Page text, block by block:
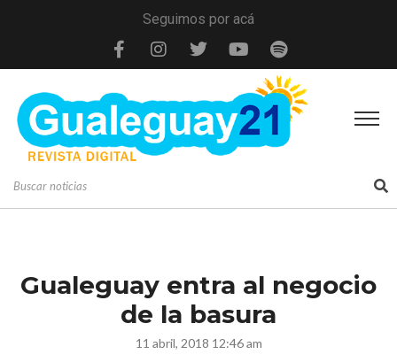
Seguimos por acá
Gualeguay entra al negocio
de la basura
11 abril, 2018 12:46 am